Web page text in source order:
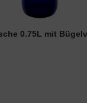
0.75L mit